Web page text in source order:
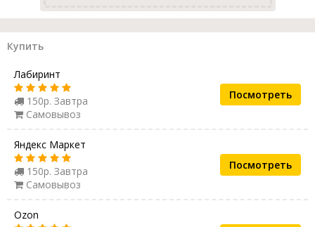
Купить
Лабиринт
150р. Завтра
Самовывоз
Посмотреть
Яндекс Маркет
150р. Завтра
Самовывоз
Посмотреть
Ozon